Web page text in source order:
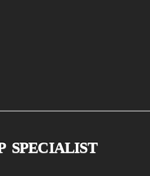
SPECIALIST